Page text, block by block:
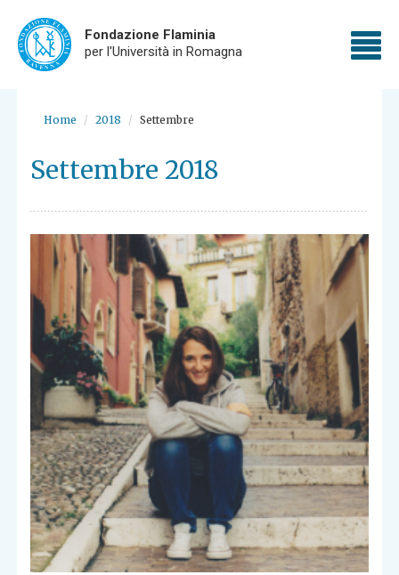
Fondazione Flaminia
per l'Università in Romagna
Home 2018 Settembre
Settembre 2018